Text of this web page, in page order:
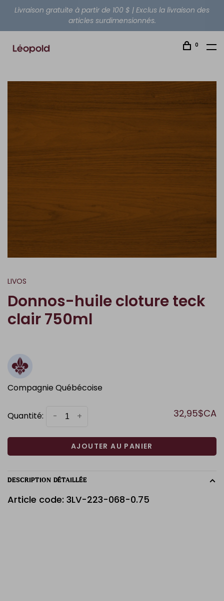
Livraison gratuite à partir de 100 $ | Exclus la livraison des
articles surdimensionnés.
0
LIVOS
Donnos-huile cloture teck
clair 750ml
Compagnie Québécoise
Quantité: +
- 32,95$CA
AJOUTER AU PANIER
DESCRIPTION DÉTAILLÉE
Article code: 3LV-223-068-0.75